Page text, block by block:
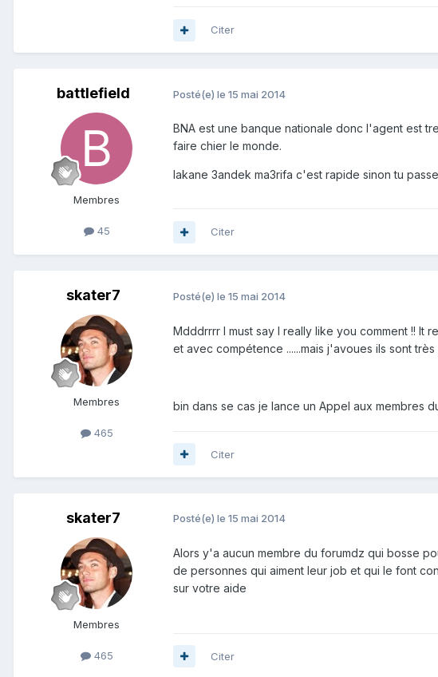
Citer
battlefield
Membres
45
Posté(e) le 15 mai 2014
BNA est une banque nationale donc l'agent est
faire chier le monde.
lakane 3andek ma3rifa c'est rapide sinon tu
Citer
skater7
Membres
465
Posté(e) le 15 mai 2014
Mdddrrrr I must say I really like you comment !! It
et avec compétence ......mais j'avoues ils sont très
bin dans se cas je lance un Appel aux membres
Citer
skater7
Membres
465
Posté(e) le 15 mai 2014
Alors y'a aucun membre du forumdz qui bosse
de personnes qui aiment leur job et qui le font
sur votre aide
Citer